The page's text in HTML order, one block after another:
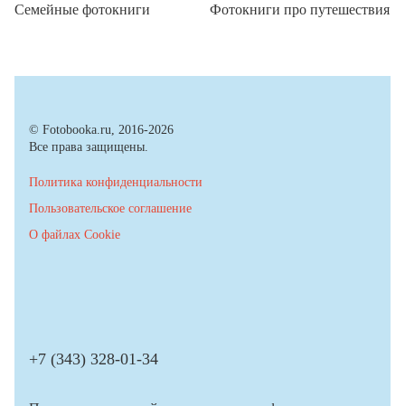
Семейные фотокниги Фотокниги про путешествия
© Fotobooka.ru, 2016-2026
Все права защищены.
Политика конфиденциальности
Пользовательское соглашение
О файлах Cookie
+7 (343) 328-01-34